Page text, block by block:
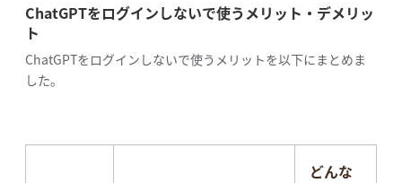
ChatGPTをログインしないで使うメリット・デメリッ
ト
ChatGPTをログインしないで使うメリットを以下にまとめま
した。
どんな